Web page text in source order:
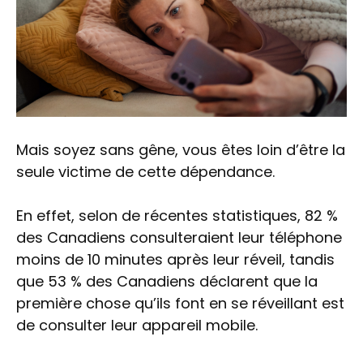
Mais soyez sans gêne, vous êtes loin d’être la
seule victime de cette dépendance.
En effet, selon de récentes statistiques, 82 %
des Canadiens consulteraient leur téléphone
moins de 10 minutes après leur réveil, tandis
que 53 % des Canadiens déclarent que la
première chose qu’ils font en se réveillant est
de consulter leur appareil mobile.